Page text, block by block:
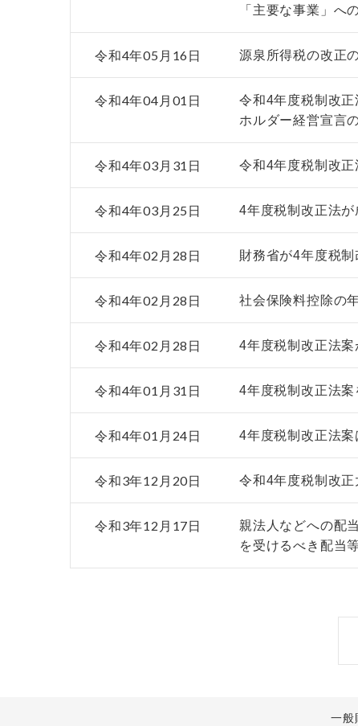
「主要な事業」へ
令和4年05月16日 源泉所得税の改正
令和4年04月01日
令和4年度税制改
ホルダー経営宣言
令和4年03月31日 令和4年度税制改
令和4年03月25日 4年度税制改正法
令和4年02月28日 財務省が4年度税
令和4年02月28日 社会保険料控除の
令和4年02月28日 4年度税制改正法
令和4年01月31日 4年度税制改正法案
令和4年01月24日 4年度税制改正法
令和3年12月20日 令和4年度税制改
令和3年12月17日
親法人などへの配
を受けるべき配当
一般